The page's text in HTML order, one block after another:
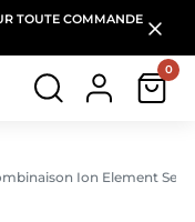
TOUTE COMMANDE
0
Ion Element